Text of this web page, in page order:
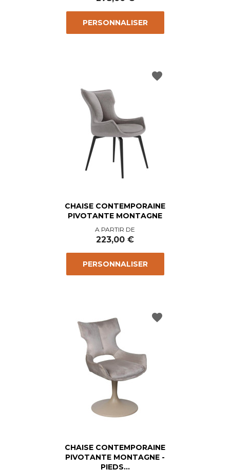
PERSONNALISER
CHAISE CONTEMPORAINE
PIVOTANTE MONTAGNE
Prix
A PARTIR DE
223,00 €
PERSONNALISER
favorite
CHAISE CONTEMPORAINE
PIVOTANTE MONTAGNE -
PIEDS...
favorite